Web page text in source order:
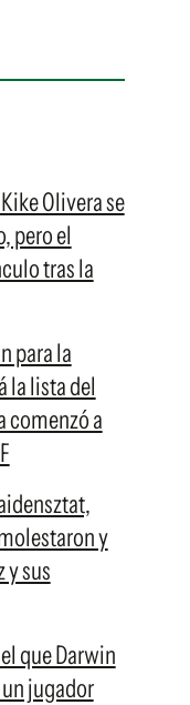
Olivera se
pero el
tras la
para la
la lista del
comenzó a
y
y sus
que Darwin
jugador